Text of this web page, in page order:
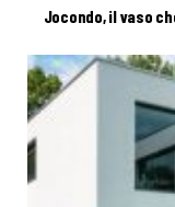
Jocondo, il vaso